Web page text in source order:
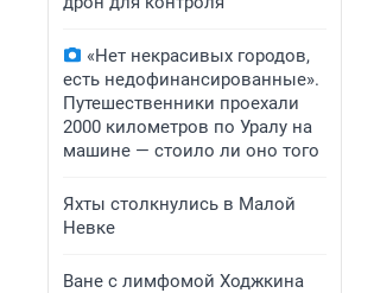
«Нет некрасивых городов,
есть недофинансированные».
Путешественники проехали
2000 километров по Уралу на
машине — стоило ли оно того
Яхты столкнулись в Малой
Невке
Ване с лимфомой Ходжкина